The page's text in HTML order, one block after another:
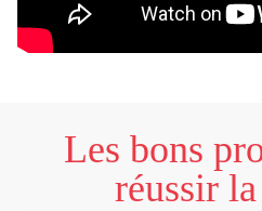
Les bons
réussir